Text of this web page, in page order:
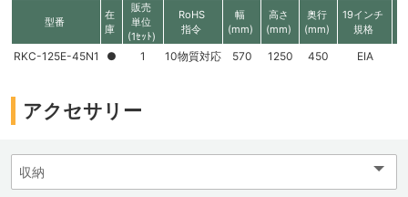
型番
在
庫
販売
単位
(1ｾｯﾄ)
RoHS
指令
幅
(mm)
高さ
(mm)
奥行
(mm)
19インチ
規格
RKC-125E-45N1 ● 1 10物質対応 570 1250 450 EIA
アクセサリー